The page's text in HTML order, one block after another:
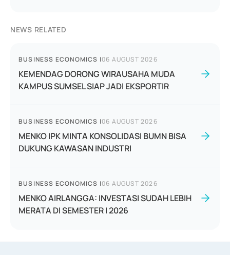
NEWS RELATED
BUSINESS ECONOMICS |06 AUGUST 2026
KEMENDAG DORONG WIRAUSAHA MUDA
KAMPUS SUMSEL SIAP JADI EKSPORTIR
BUSINESS ECONOMICS |06 AUGUST 2026
MENKO IPK MINTA KONSOLIDASI BUMN BISA
DUKUNG KAWASAN INDUSTRI
BUSINESS ECONOMICS |06 AUGUST 2026
MENKO AIRLANGGA: INVESTASI SUDAH LEBIH
MERATA DI SEMESTER I 2026